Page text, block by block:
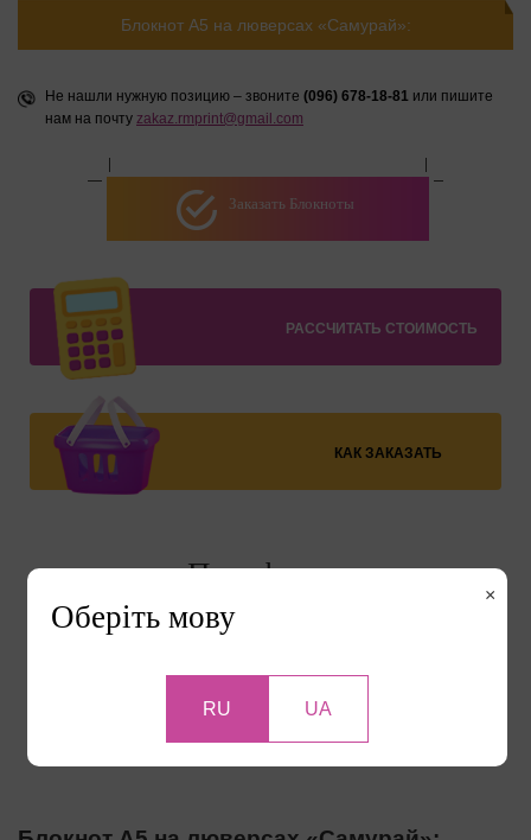
Блокнот А5 на люверсах «Самурай»:
Не нашли нужную позицию – звоните (096) 678-18-81 или пишите
нам на почту zakaz.rmprint@gmail.com
Заказать Блокноты
РАССЧИТАТЬ СТОИМОСТЬ
КАК ЗАКАЗАТЬ
Портфолио
×
Оберіть мову
RU UA